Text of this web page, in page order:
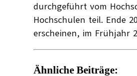
durchgeführt vom
Hochschulen teil. Ende
erscheinen, im Frühjahr
Ähnliche Beiträge: